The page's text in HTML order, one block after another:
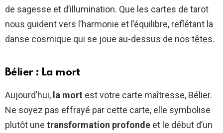
de sagesse et d’illumination. Que les cartes de tarot
nous guident vers l’harmonie et l’équilibre, reflétant la
danse cosmique qui se joue au-dessus de nos têtes.
Bélier : La mort
Aujourd’hui, la mort est votre carte maîtresse, Bélier.
Ne soyez pas effrayé par cette carte, elle symbolise
plutôt une transformation profonde et le début d’un